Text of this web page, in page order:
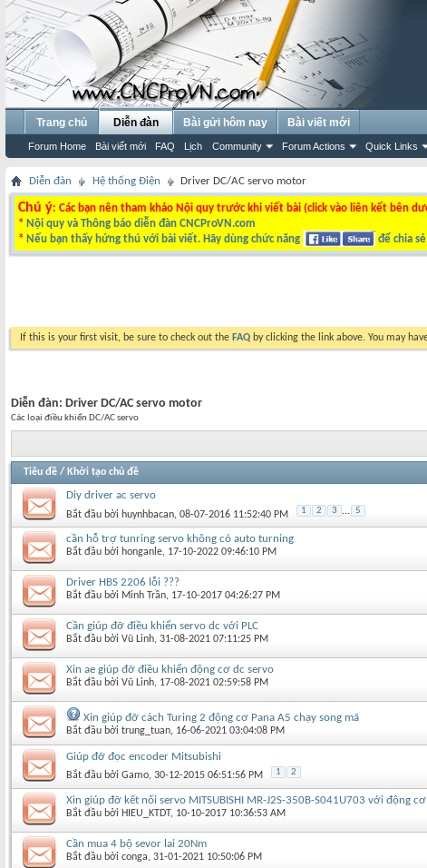
Trang chủ Diễn đàn
Forum Home Bài viết mới FAQ Lịch Community Forum Actions Quick Links
Bài gửi hôm nay Bài viết mới
Diễn đàn Hệ thống Điện Driver DC/AC servo motor
Chú ý: Các bạn nên tham khảo Nội quy trước khi viết bài (click vào liên kết bên
* Nội quy và Thông báo diễn đàn CNCProVN.com
* Nếu bạn thấy hứng thú với bài viết. Hãy dùng chức năng để chia
If this is your first visit, be sure to check out the FAQ by clicking the link above. You may
Diễn đàn: Driver DC/AC servo motor
Các loại điều khiển DC/AC servo
Tiêu đề / Khởi tạo chủ đề
Diy driver ac servo
Bắt đầu bởi huynhbacan‎, 08-07-2016 11:52:40 PM 1 2 3 ... 5
cần hỗ trợ tunring servo không có auto turning
Bắt đầu bởi honganle‎, 17-10-2022 09:46:10 PM
Driver HBS 2206 lỗi ???
Bắt đầu bởi Minh Trần‎, 17-10-2017 04:26:27 PM
Cần giúp đỡ điều khiển servo dc với PLC
Bắt đầu bởi Vũ Linh‎, 31-08-2021 07:11:25 PM
Xin ae giúp đỡ điều khiển động cơ dc servo
Bắt đầu bởi Vũ Linh‎, 17-08-2021 02:59:58 PM
Xin giúp đỡ cách Turing 2 động cơ Pana A5 chạy song mã
Bắt đầu bởi trung_tuan‎, 16-06-2021 03:04:08 PM
Giúp đỡ đọc encoder Mitsubishi
Bắt đầu bởi Gamo‎, 30-12-2015 06:51:56 PM 1 2
Xin giúp đỡ kết nối servo MITSUBISHI MR-J2S-350B-S041U703 với động cơ
Bắt đầu bởi HIEU_KTDT‎, 10-10-2017 10:36:53 AM
Cần mua 4 bộ sevor lai 20Nm
Bắt đầu bởi conga‎, 31-01-2021 10:50:06 PM